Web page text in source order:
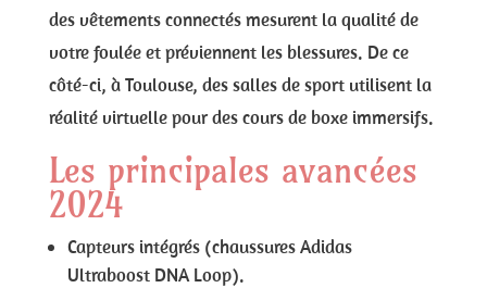
des vêtements connectés mesurent la qualité de
votre foulée et préviennent les blessures. De ce
côté-ci, à Toulouse, des salles de sport utilisent la
réalité virtuelle pour des cours de boxe immersifs.
Les principales avancées
2024
Capteurs intégrés (chaussures Adidas
Ultraboost DNA Loop).